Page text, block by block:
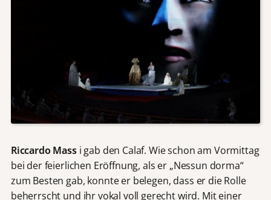
Riccardo Mass i gab den Calaf. Wie schon am Vormittag
bei der feierlichen Eröffnung, als er „Nessun dorma“
zum Besten gab, konnte er belegen, dass er die Rolle
beherrscht und ihr vokal voll gerecht wird. Mit einer